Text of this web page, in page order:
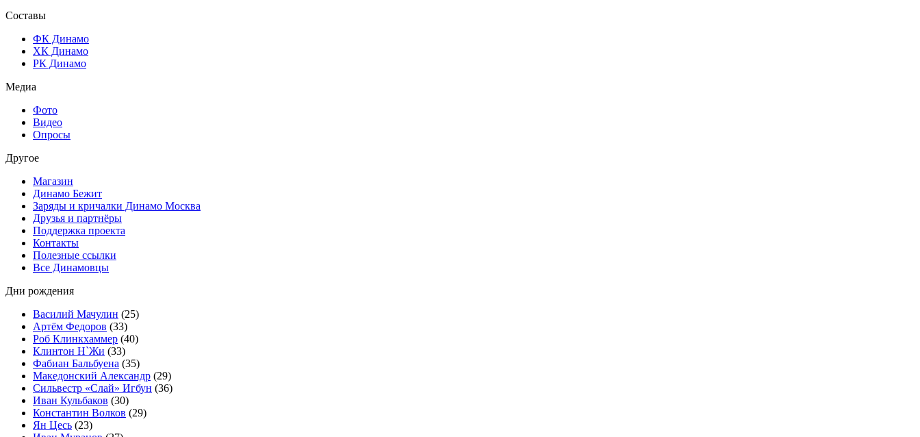
Составы
ФК Динамо
ХК Динамо
РК Динамо
Медиа
Фото
Видео
Опросы
Другое
Магазин
Динамо Бежит
Заряды и кричалки Динамо Москва
Друзья и партнёры
Поддержка проекта
Контакты
Полезные ссылки
Все Динамовцы
Дни рождения
Василий Мачулин (25)
Артём Федоров (33)
Роб Клинкхаммер (40)
Клинтон Н`Жи (33)
Фабиан Бальбуена (35)
Македонский Александр (29)
Сильвестр «Слай» Игбун (36)
Иван Кульбаков (30)
Константин Волков (29)
Ян Цесь (23)